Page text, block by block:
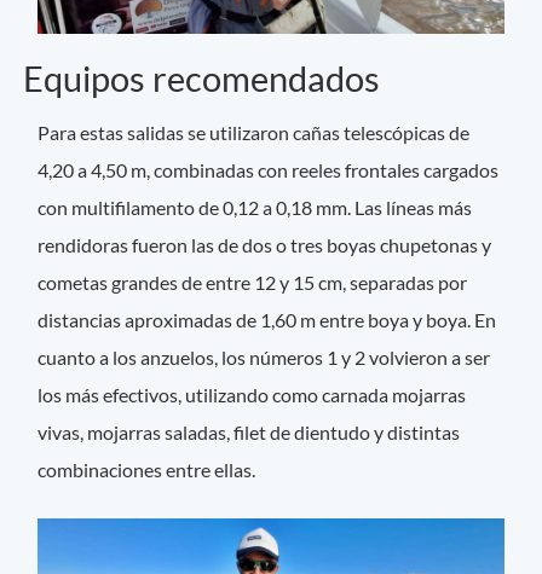
Equipos recomendados
Para estas salidas se utilizaron cañas telescópicas de
4,20 a 4,50 m, combinadas con reeles frontales cargados
con multifilamento de 0,12 a 0,18 mm. Las líneas más
rendidoras fueron las de dos o tres boyas chupetonas y
cometas grandes de entre 12 y 15 cm, separadas por
distancias aproximadas de 1,60 m entre boya y boya. En
cuanto a los anzuelos, los números 1 y 2 volvieron a ser
los más efectivos, utilizando como carnada mojarras
vivas, mojarras saladas, filet de dientudo y distintas
combinaciones entre ellas.